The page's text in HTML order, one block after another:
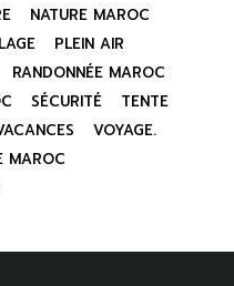
NATURE MAROC
PLEIN AIR
RANDONNÉE MAROC
SÉCURITÉ
TENTE
VOYAGE.
MAROC